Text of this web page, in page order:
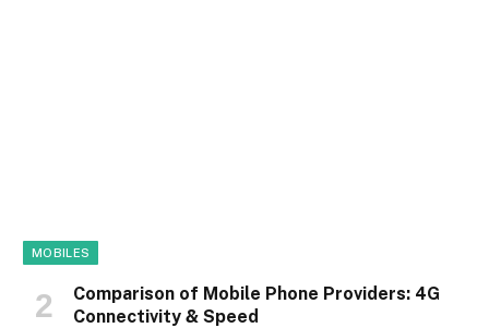
MOBILES
Comparison of Mobile Phone Providers: 4G
Connectivity & Speed